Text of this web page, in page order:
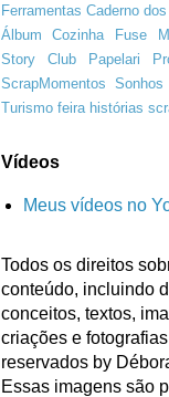
Ferramentas Caderno
Álbum
Cozinha Fuse
Story Club
Papelari
ScrapMomentos
Turismo feira histórias
Vídeos
Meus vídeos no
Todos os direitos
conteúdo, incluindo
conceitos, textos,
criações e
reservados by
Essas imagens são